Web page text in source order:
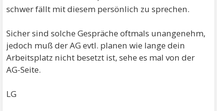
schwer fällt mit diesem persönlich zu sprechen.
Sicher sind solche Gespräche oftmals unangenehm,
jedoch muß der AG evtl. planen wie lange dein
Arbeitsplatz nicht besetzt ist, sehe es mal von der
AG-Seite.
LG